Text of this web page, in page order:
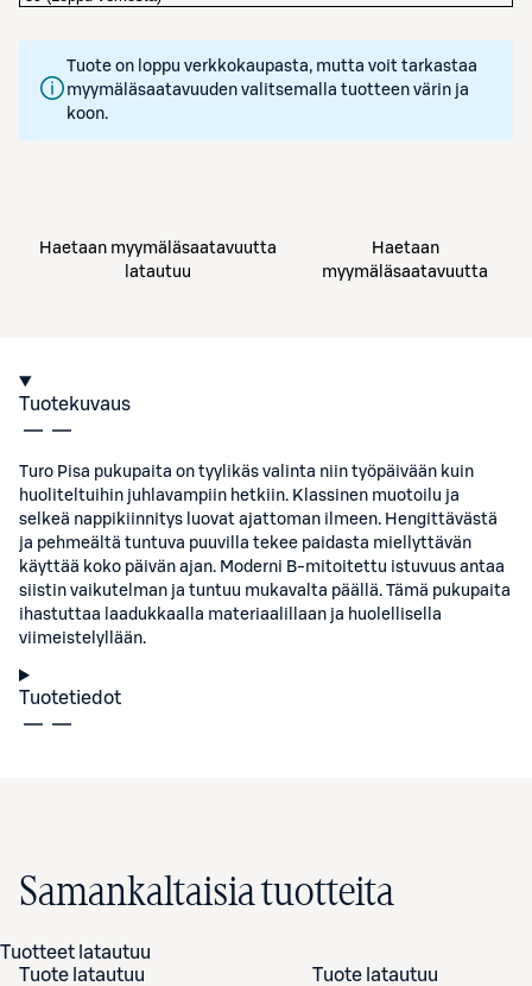
Tuote on loppu verkkokaupasta, mutta voit tarkastaa
myymäläsaatavuuden valitsemalla tuotteen värin ja
koon.
Haetaan myymäläsaatavuutta
latautuu
Haetaan
myymäläsaatavuutta
Tuotekuvaus
Turo Pisa pukupaita on tyylikäs valinta niin työpäivään kuin
huoliteltuihin juhlavampiin hetkiin. Klassinen muotoilu ja
selkeä nappikiinnitys luovat ajattoman ilmeen. Hengittävästä
ja pehmeältä tuntuva puuvilla tekee paidasta miellyttävän
käyttää koko päivän ajan. Moderni B-mitoitettu istuvuus antaa
siistin vaikutelman ja tuntuu mukavalta päällä. Tämä pukupaita
ihastuttaa laadukkaalla materiaalillaan ja huolellisella
viimeistelyllään.
Tuotetiedot
Samankaltaisia tuotteita
Tuotteet latautuu
Tuote latautuu
Tuote latautuu